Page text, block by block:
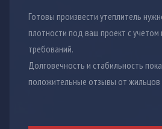
Готовы произвести утеплитель
плотности под ваш проект с учетом
требований.
Долговечность и стабильность
положительные отзывы от жильцов